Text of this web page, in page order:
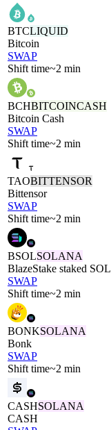
BTCLIQUID
Bitcoin
SWAP
Shift time~2 min
BCHBITCOINCASH
Bitcoin Cash
SWAP
Shift time~2 min
TAOBITTENSOR
Bittensor
SWAP
Shift time~2 min
BSOLSOLANA
BlazeStake staked SOL
SWAP
Shift time~2 min
BONKSOLANA
Bonk
SWAP
Shift time~2 min
CASHSOLANA
CASH